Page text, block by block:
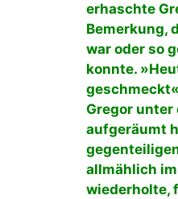
erhaschte
Bemerkung,
war oder so
konnte.
Gregor unter
aufgeräumt
allmählich
wiederholte,